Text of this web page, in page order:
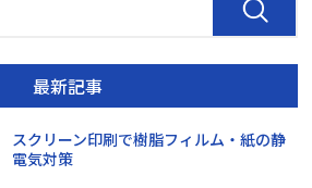
最新記事
スクリーン印刷で樹脂フィルム・紙の静
電気対策